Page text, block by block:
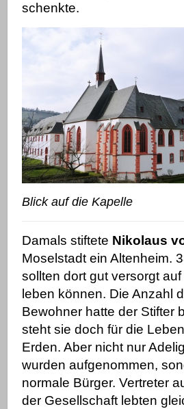
schenkte.
Blick auf die Kapelle
Damals stiftete Nikolaus
Moselstadt ein Altenheim.
sollten dort gut versorgt
leben können. Die Anzahl
Bewohner hatte der Stifter
steht sie doch für die
Erden. Aber nicht nur
wurden aufgenommen,
normale Bürger. Vertreter
der Gesellschaft lebten